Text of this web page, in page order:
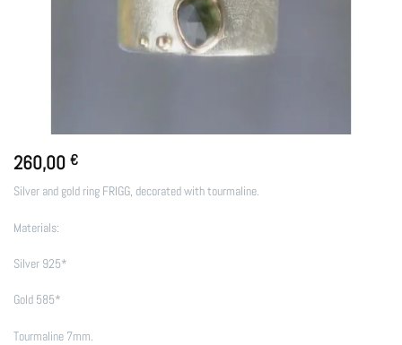
260,00 €
Silver and gold ring FRIGG, decorated with tourmaline.
Materials:
Silver 925*
Gold 585*
Tourmaline 7mm.